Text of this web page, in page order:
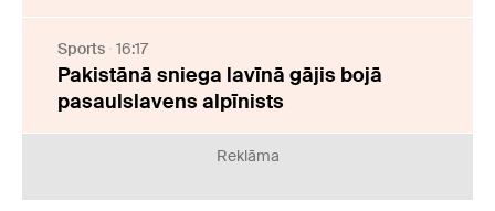
Sports 16:17
Pakistānā sniega lavīnā gājis bojā
pasaulslavens alpīnists
Reklāma